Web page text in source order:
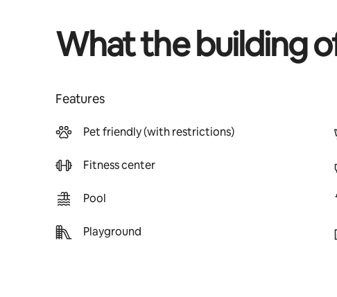
What the building
Features
Pet friendly (with restrictions)
Fitness center
Pool
Playground